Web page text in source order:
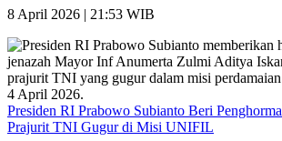
8 April 2026 | 21:53 WIB
Presiden RI Prabowo Subianto Beri
Prajurit TNI Gugur di Misi UNIFIL